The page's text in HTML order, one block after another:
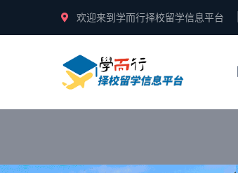
欢迎来到学而行择校留学信息平台